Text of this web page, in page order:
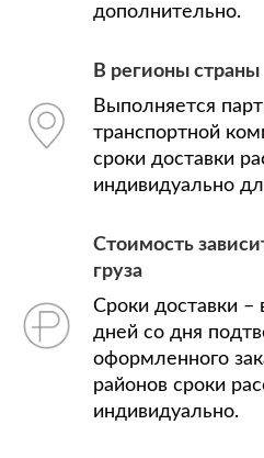
дополнительно.
В регионы страны
Выполняется
транспортной
сроки доставки
индивидуально
Стоимость
груза
Сроки доставки –
дней со дня
оформленного
районов сроки
индивидуально.